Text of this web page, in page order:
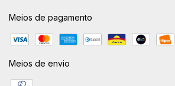
Meios de pagamento
Meios de envio